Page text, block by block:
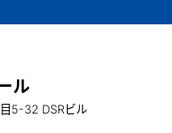
ル
5-32 DSRビル